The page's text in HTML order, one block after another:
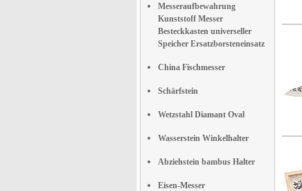
Messeraufbewahrung
Kunststoff Messer
Besteckkasten universeller
Speicher Ersatzborsteneinsatz
China Fischmesser
Schärfstein
Wetzstahl Diamant Oval
Wasserstein Winkelhalter
Abziehstein bambus Halter
Eisen-Messer